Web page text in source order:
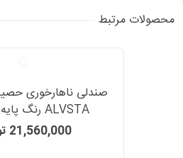
محصولات مرتبط
صندلی ناهارخوری
ALVSTA رنگ پایه ها سفید
21,560,000 تومان